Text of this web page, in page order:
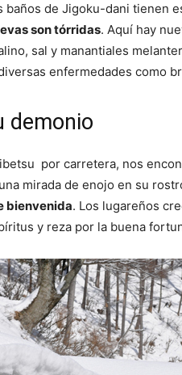
baños de Jigoku-dani tienen
son tórridas. Aquí hay
sal y manantiales
enfermedades como
demonio
por carretera, nos
mirada de enojo en su
bienvenida. Los lugareños
y reza por la buena